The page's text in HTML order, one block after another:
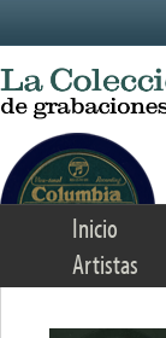
Inicio
Artistas